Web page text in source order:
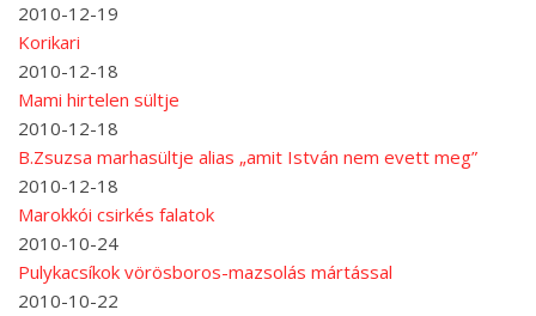
2010-12-19
Korikari
2010-12-18
Mami hirtelen sültje
2010-12-18
B.Zsuzsa marhasültje alias „amit István nem evett meg”
2010-12-18
Marokkói csirkés falatok
2010-10-24
Pulykacsíkok vörösboros-mazsolás mártással
2010-10-22